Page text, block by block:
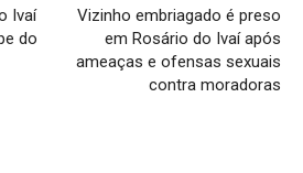
Ivaí
do
Vizinho embriagado é preso
em Rosário do Ivaí após
ameaças e ofensas sexuais
contra moradoras